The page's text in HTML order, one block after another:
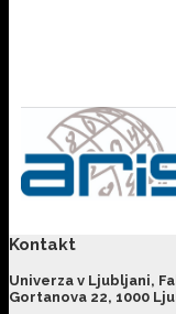
Kontakt
Univerza v Ljubljani,
Gortanova 22, 1000